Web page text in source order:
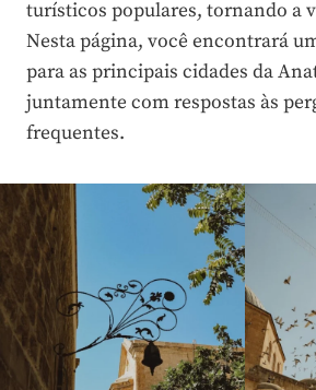
turísticos populares, tornando a
Nesta página, você encontrará
para as principais cidades da
juntamente com respostas às
frequentes.